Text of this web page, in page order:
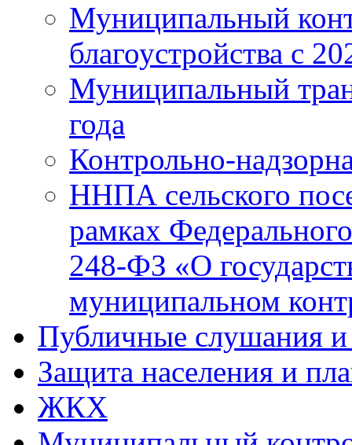
Муниципальный
благоустройства с
Муниципальный
года
Контрольно-
ННПА сельского
рамках
248-ФЗ «О
муниципальном
Публичные слушания
Защита населения и
ЖКХ